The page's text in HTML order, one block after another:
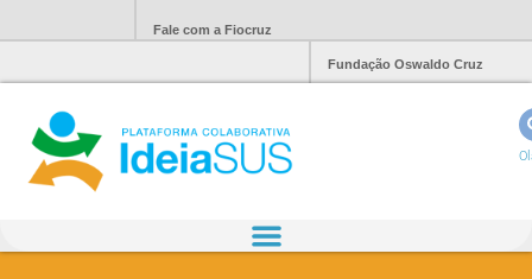
Fale com a Fiocruz
Fundação Oswaldo Cruz